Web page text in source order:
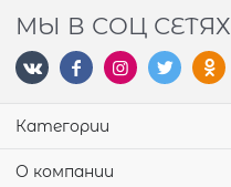
МЫ В СОЦ СЕТЯХ
Категории
О компании